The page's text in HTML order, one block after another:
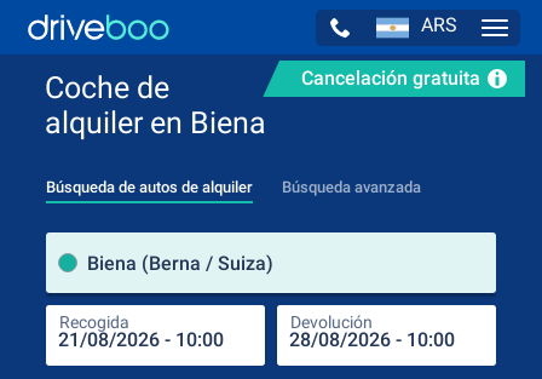
ARS
Cancelación gratuita
Coche de
alquiler en Biena
Búsqueda de autos de alquiler Búsqueda avanzada
Biena (Berna / Suiza)
Recogida Devolución